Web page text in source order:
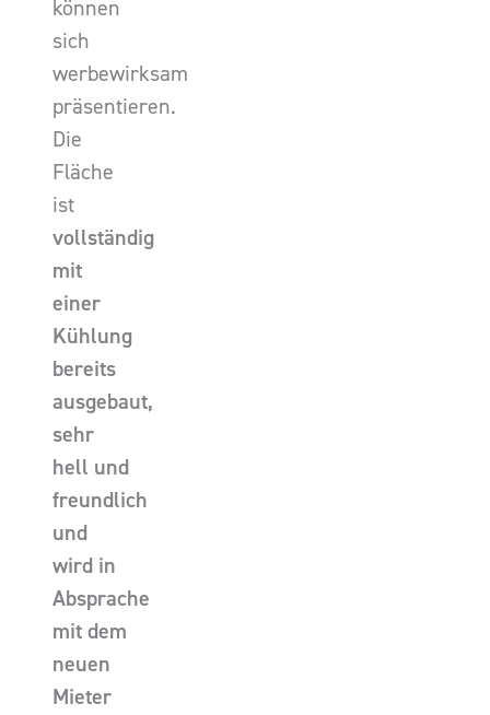
können
sich
werbewirksam
präsentieren.
Die
Fläche
ist
vollständig
mit
einer
Kühlung
bereits
ausgebaut,
sehr
hell und
freundlich
und
wird in
Absprache
mit dem
neuen
Mieter